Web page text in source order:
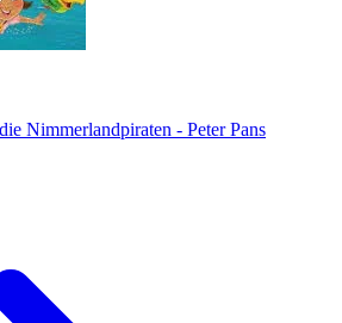
Nimmerlandpiraten - Peter Pans